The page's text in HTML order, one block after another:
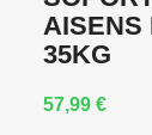
AISENS
35KG
57,99 €